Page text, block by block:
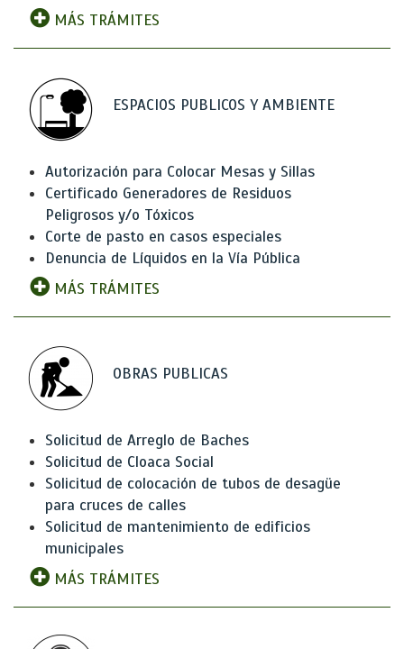
MÁS TRÁMITES
ESPACIOS PUBLICOS Y AMBIENTE
Autorización para Colocar Mesas y Sillas
Certificado Generadores de Residuos
Peligrosos y/o Tóxicos
Corte de pasto en casos especiales
Denuncia de Líquidos en la Vía Pública
MÁS TRÁMITES
OBRAS PUBLICAS
Solicitud de Arreglo de Baches
Solicitud de Cloaca Social
Solicitud de colocación de tubos de desagüe
para cruces de calles
Solicitud de mantenimiento de edificios
municipales
MÁS TRÁMITES